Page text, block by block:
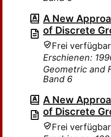
A New
of Discrete
Frei verfügbar
Erschienen:
Geometric and
Band 6
A New
of Discrete
Frei verfügbar